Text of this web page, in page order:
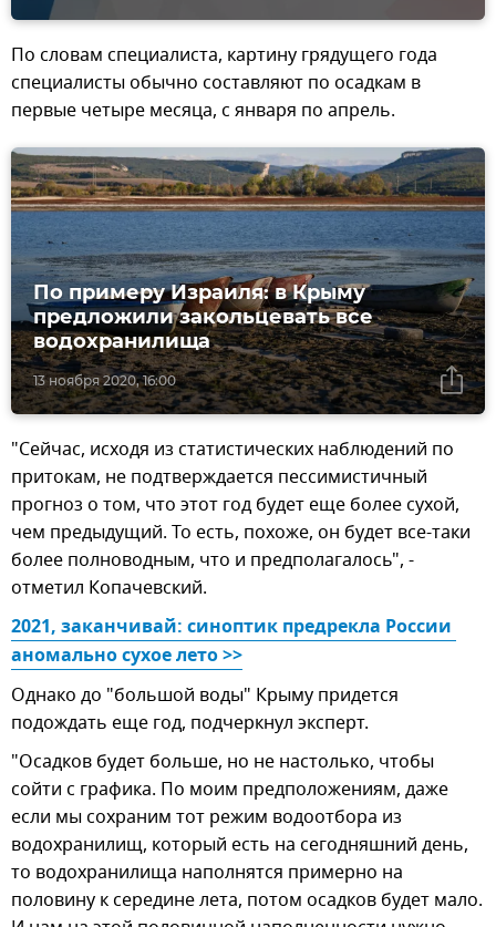
По словам специалиста, картину грядущего года
специалисты обычно составляют по осадкам в
первые четыре месяца, с января по апрель.
13 ноября 2020, 16:00
По примеру Израиля: в Крыму
предложили закольцевать все
водохранилища
"Сейчас, исходя из статистических наблюдений по
притокам, не подтверждается пессимистичный
прогноз о том, что этот год будет еще более сухой,
чем предыдущий. То есть, похоже, он будет все-таки
более полноводным, что и предполагалось", -
отметил Копачевский.
2021, заканчивай: синоптик предрекла России
аномально сухое лето >>
Однако до "большой воды" Крыму придется
подождать еще год, подчеркнул эксперт.
"Осадков будет больше, но не настолько, чтобы
сойти с графика. По моим предположениям, даже
если мы сохраним тот режим водоотбора из
водохранилищ, который есть на сегодняшний день,
то водохранилища наполнятся примерно на
половину к середине лета, потом осадков будет мало.